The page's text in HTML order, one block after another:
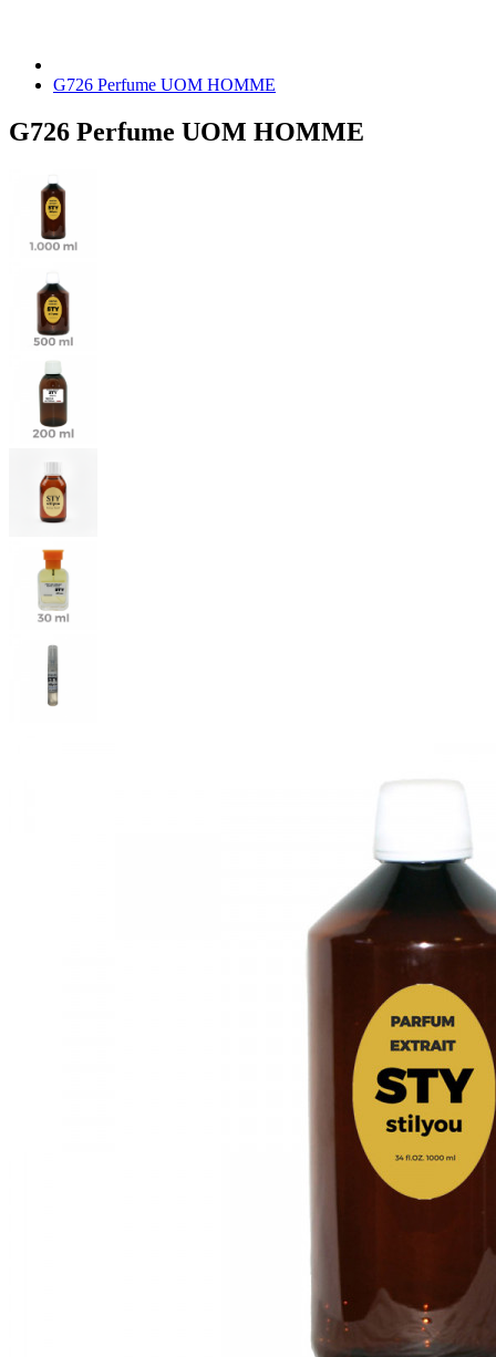
G726 Perfume UOM HOMME
G726 Perfume UOM HOMME